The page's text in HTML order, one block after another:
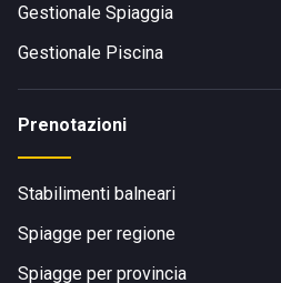
Gestionale Spiaggia
Gestionale Piscina
Prenotazioni
Stabilimenti balneari
Spiagge per regione
Spiagge per provincia